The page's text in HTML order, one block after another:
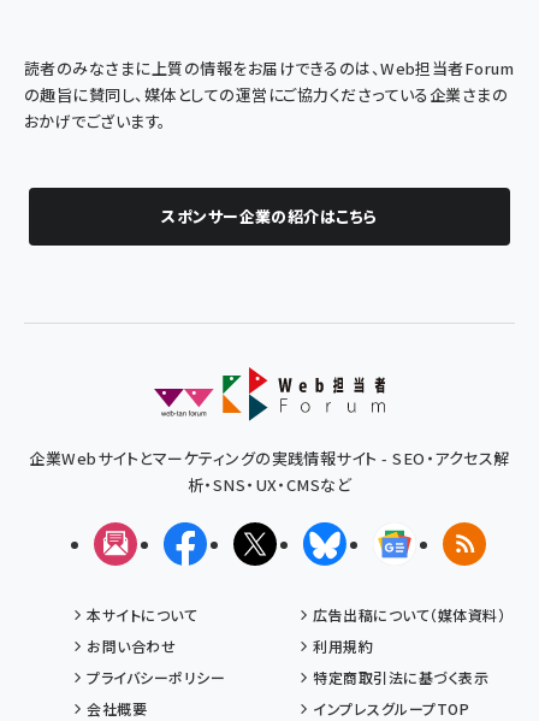
読者のみなさまに上質の情報をお届けできるのは、Web担当者Forum
の趣旨に賛同し、媒体としての運営にご協力くださっている企業さまの
おかげでございます。
スポンサー企業の紹介はこちら
企業Webサイトとマーケティングの実践情報サイト - SEO・アクセス解
析・SNS・UX・CMSなど
メルマガFacebookX(エックス)BlueskyGoogleニュ
RSS
本サイトについて
広告出稿について（媒体資料）
お問い合わせ
利用規約
プライバシーポリシー
特定商取引法に基づく表示
会社概要
インプレスグループTOP